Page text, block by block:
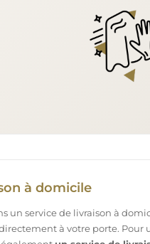
à domicile
un service de livraison à
à votre porte.